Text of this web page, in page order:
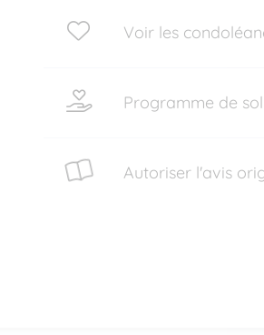
Voir les
Programme de
Autoriser l'avis